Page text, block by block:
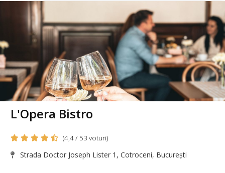
L'Opera Bistro
(4,4 / 53 voturi)
Strada Doctor Joseph Lister 1, Cotroceni, București